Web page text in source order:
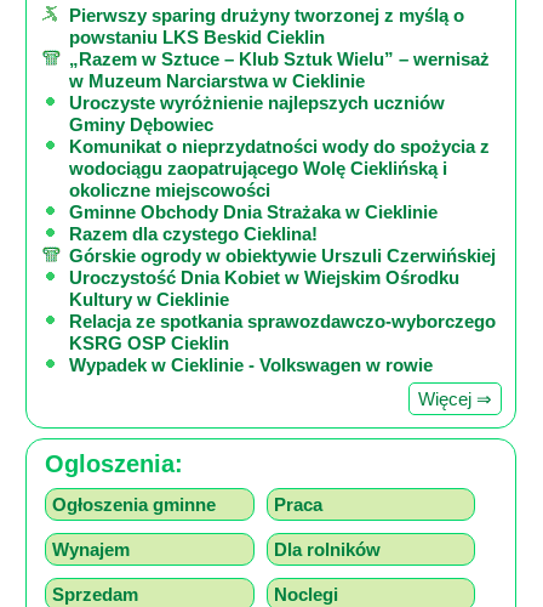
Pierwszy sparing drużyny tworzonej z myślą o
powstaniu LKS Beskid Cieklin
„Razem w Sztuce – Klub Sztuk Wielu” – wernisaż
w Muzeum Narciarstwa w Cieklinie
Uroczyste wyróżnienie najlepszych uczniów
Gminy Dębowiec
Komunikat o nieprzydatności wody do spożycia z
wodociągu zaopatrującego Wolę Cieklińską i
okoliczne miejscowości
Gminne Obchody Dnia Strażaka w Cieklinie
Razem dla czystego Cieklina!
Górskie ogrody w obiektywie Urszuli Czerwińskiej
Uroczystość Dnia Kobiet w Wiejskim Ośrodku
Kultury w Cieklinie
Relacja ze spotkania sprawozdawczo-wyborczego
KSRG OSP Cieklin
Wypadek w Cieklinie - Volkswagen w rowie
Więcej ⇒
Ogloszenia:
Ogłoszenia gminne Praca
Wynajem Dla rolników
Sprzedam Noclegi